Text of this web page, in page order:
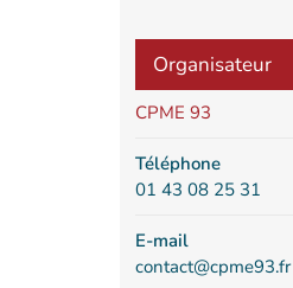
Organisateur
CPME 93
Téléphone
01 43 08 25 31
E-mail
contact@cpme93.fr